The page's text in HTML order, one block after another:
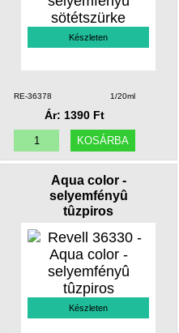
Készleten
RE-36378 1/20ml
Ár: 1390 Ft
Aqua color -
selyemfényû
tûzpiros
Készleten